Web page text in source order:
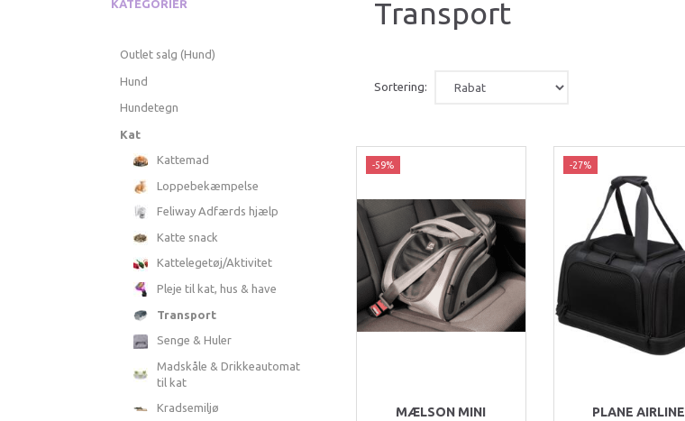
KATEGORIER
Outlet salg (Hund)
Hund
Hundetegn
Kat
Kattemad
Loppebekæmpelse
Feliway Adfærds hjælp
Katte snack
Kattelegetøj/Aktivitet
Pleje til kat, hus & have
Transport
Senge & Huler
Madskåle & Drikkeautomat
til kat
Kradsemiljø
Transport
Sortering:
-59%
MÆLSON MINI
-27%
PLANE AIRLINE